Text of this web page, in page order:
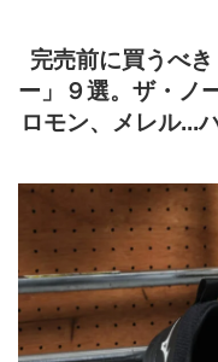
完売前に買うべ
ー」９選。ザ・ノ
ロモン、メレル...